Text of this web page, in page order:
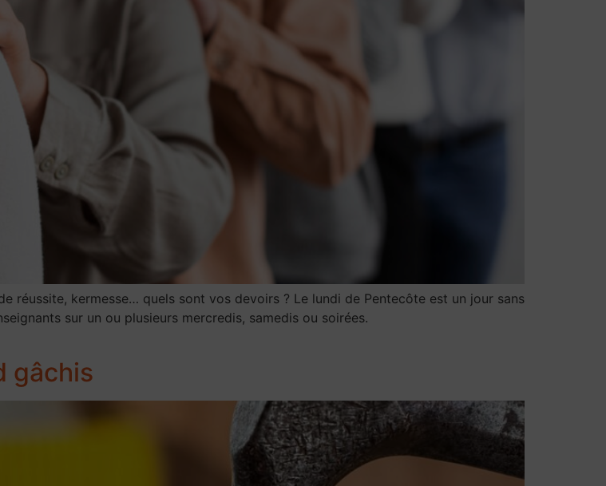
réussite, kermesse… quels sont vos devoirs ? Le lundi de Pentecôte est un jour sans
sur un ou plusieurs mercredis, samedis ou soirées.
gâchis